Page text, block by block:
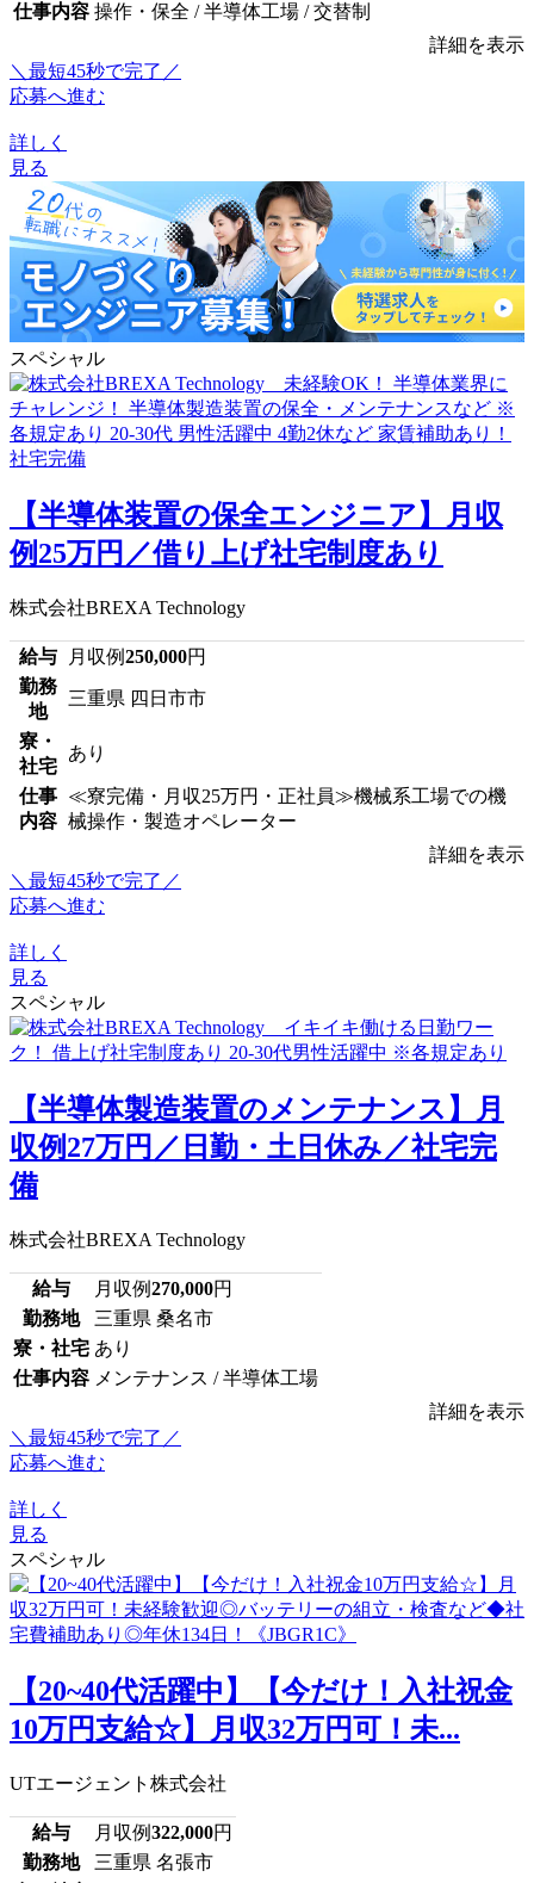
仕事内容 操作・保全 / 半導体工場 / 交替制
詳細を表示
＼最短45秒で完了／
応募へ進む
詳しく
見る
スペシャル
【半導体装置の保全エンジニア】月収
例25万円／借り上げ社宅制度あり
株式会社BREXA Technology
給与 月収例250,000円
勤務
地
三重県 四日市市
寮・
社宅
あり
仕事
内容
≪寮完備・月収25万円・正社員≫機械系工場での機
械操作・製造オペレーター
詳細を表示
＼最短45秒で完了／
応募へ進む
詳しく
見る
スペシャル
【半導体製造装置のメンテナンス】月
収例27万円／日勤・土日休み／社宅完
備
株式会社BREXA Technology
給与 月収例270,000円
勤務地
三重県 桑名市
寮・社宅 あり
仕事内容 メンテナンス / 半導体工場
詳細を表示
＼最短45秒で完了／
応募へ進む
詳しく
見る
スペシャル
【20~40代活躍中】【今だけ！入社祝金
10万円支給☆】月収32万円可！未...
UTエージェント株式会社
給与 月収例322,000円
勤務地
三重県 名張市